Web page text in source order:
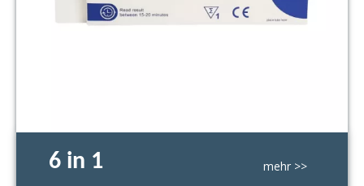
6 in 1 mehr >>